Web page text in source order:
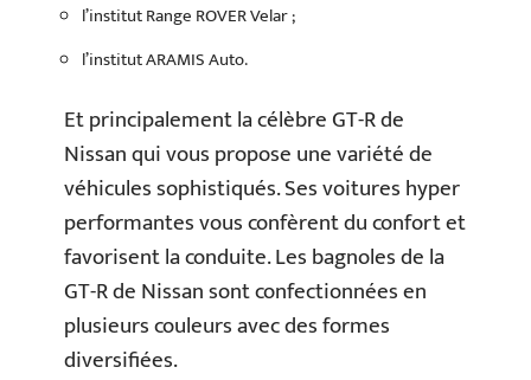
l’institut Range ROVER Velar ;
l’institut ARAMIS Auto.
Et principalement la célèbre GT-R de
Nissan qui vous propose une variété de
véhicules sophistiqués. Ses voitures hyper
performantes vous confèrent du confort et
favorisent la conduite. Les bagnoles de la
GT-R de Nissan sont confectionnées en
plusieurs couleurs avec des formes
diversifiées.